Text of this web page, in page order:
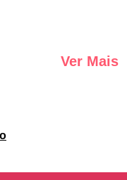
Ver Mais